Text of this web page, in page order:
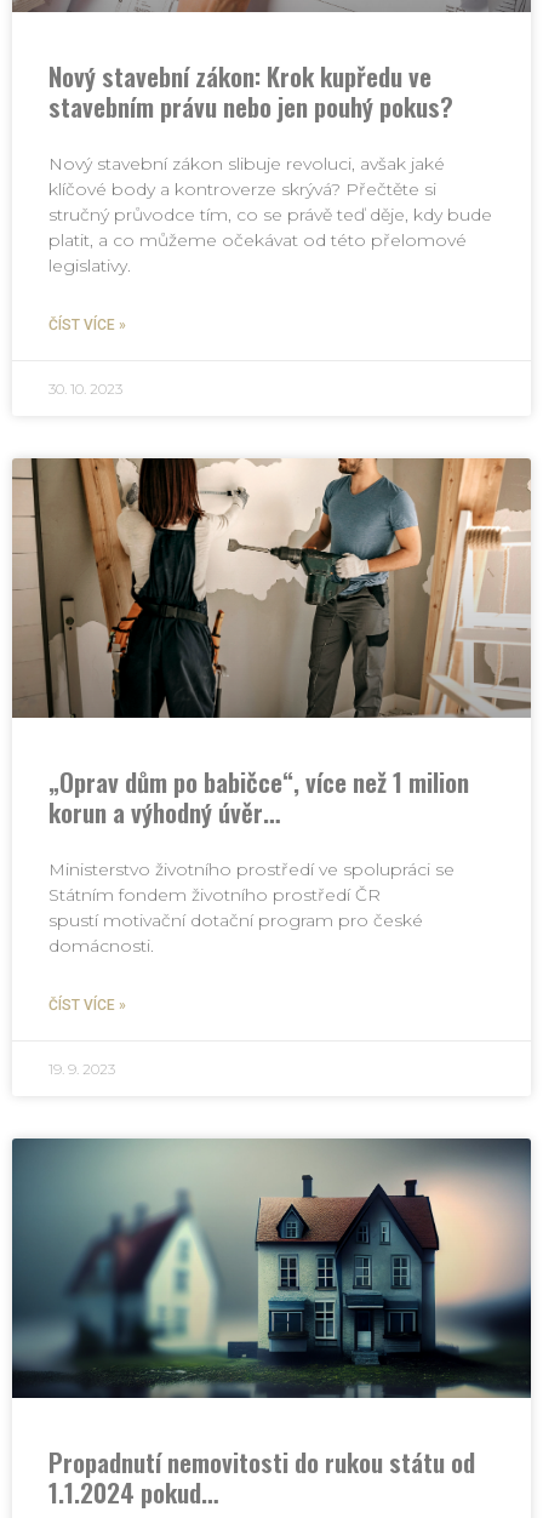
Nový stavební zákon: Krok kupředu ve
stavebním právu nebo jen pouhý pokus?
Nový stavební zákon slibuje revoluci, avšak jaké
klíčové body a kontroverze skrývá? Přečtěte si
stručný průvodce tím, co se právě teď děje, kdy bude
platit, a co můžeme očekávat od této přelomové
legislativy.
ČÍST VÍCE »
30. 10. 2023
„Oprav dům po babičce“, více než 1 milion
korun a výhodný úvěr…
Ministerstvo životního prostředí ve spolupráci se
Státním fondem životního prostředí ČR
spustí motivační dotační program pro české
domácnosti.
ČÍST VÍCE »
19. 9. 2023
Propadnutí nemovitosti do rukou státu od
1.1.2024 pokud…